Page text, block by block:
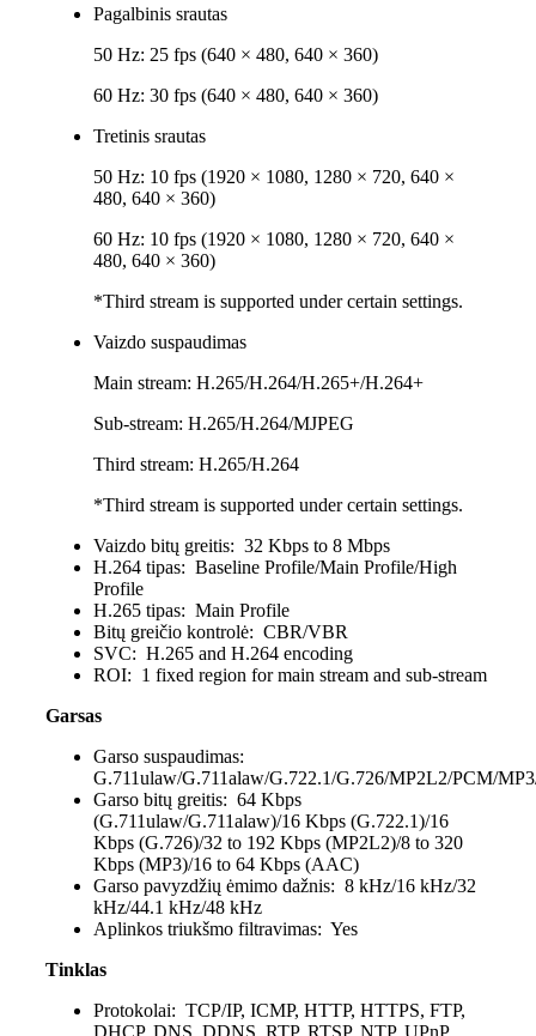
Pagalbinis srautas
50 Hz: 25 fps (640 × 480, 640 × 360)
60 Hz: 30 fps (640 × 480, 640 × 360)
Tretinis srautas
50 Hz: 10 fps (1920 × 1080, 1280 × 720, 640 ×
480, 640 × 360)
60 Hz: 10 fps (1920 × 1080, 1280 × 720, 640 ×
480, 640 × 360)
*Third stream is supported under certain settings.
Vaizdo suspaudimas
Main stream: H.265/H.264/H.265+/H.264+
Sub-stream: H.265/H.264/MJPEG
Third stream: H.265/H.264
*Third stream is supported under certain settings.
Vaizdo bitų greitis: 32 Kbps to 8 Mbps
H.264 tipas: Baseline Profile/Main Profile/High
Profile
H.265 tipas: Main Profile
Bitų greičio kontrolė: CBR/VBR
SVC: H.265 and H.264 encoding
ROI: 1 fixed region for main stream and sub-stream
Garsas
Garso suspaudimas:
G.711ulaw/G.711alaw/G.722.1/G.726/MP2L2/PCM/
Garso bitų greitis: 64 Kbps
(G.711ulaw/G.711alaw)/16 Kbps (G.722.1)/16
Kbps (G.726)/32 to 192 Kbps (MP2L2)/8 to 320
Kbps (MP3)/16 to 64 Kbps (AAC)
Garso pavyzdžių ėmimo dažnis: 8 kHz/16 kHz/32
kHz/44.1 kHz/48 kHz
Aplinkos triukšmo filtravimas: Yes
Tinklas
Protokolai: TCP/IP, ICMP, HTTP, HTTPS, FTP,